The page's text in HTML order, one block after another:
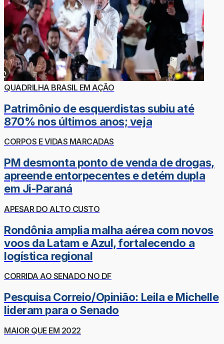
QUADRILHA BRASIL EM AÇÃO
Patrimônio de esquerdistas subiu até
870% nos últimos anos; veja
CORPOS E VIDAS MARCADAS
PM desmonta ponto de venda de drogas,
apreende entorpecentes e detém dupla
em Ji-Paraná
APESAR DO ALTO CUSTO
Rondônia amplia malha aérea com novos
voos da Latam e Azul, fortalecendo a
logística regional
CORRIDA AO SENADO NO DF
Pesquisa Correio/Opinião: Leila e Michelle
lideram para o Senado
MAIOR QUE EM 2022